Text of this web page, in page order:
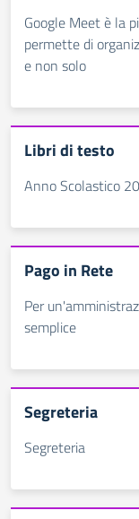
Google Meet è la
permette di
e non solo
Libri di testo
Anno Scolastico
Pago in Rete
Per
semplice
Segreteria
Segreteria